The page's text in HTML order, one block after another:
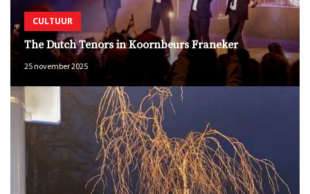
CULTUUR
The Dutch Tenors in Koornbeurs Franeker
25 november 2025